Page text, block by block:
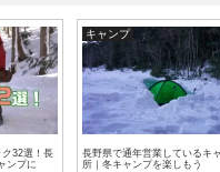
ク32選！長
ンプに
キャンプ
長野県で通年営業しているキ
所｜冬キャンプを楽しもう